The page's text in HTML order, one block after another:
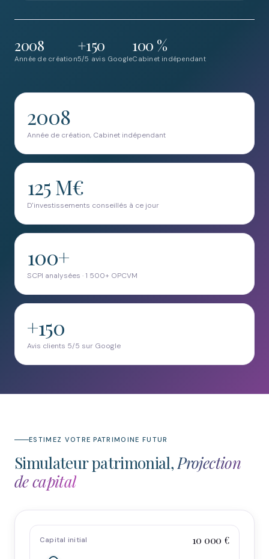
2008
Année de création
+150
5/5 avis Google
100 %
Cabinet indépendant
2008
Année de création, Cabinet indépendant
125 M€
D'investissements conseillés à ce jour
100+
SCPI analysées · 1 500+ OPCVM
+150
Avis clients 5/5 sur Google
ESTIMEZ VOTRE PATRIMOINE FUTUR
Simulateur patrimonial,Projection
de capital
Capital initial 10 000 €